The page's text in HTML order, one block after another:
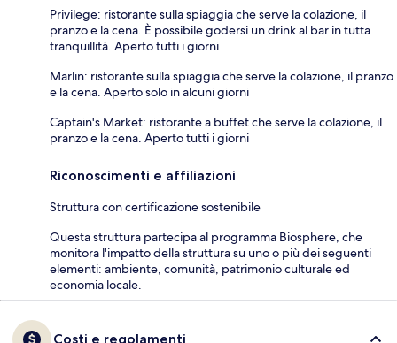
Privilege: ristorante sulla spiaggia che serve la colazione, il
pranzo e la cena. È possibile godersi un drink al bar in tutta
tranquillità. Aperto tutti i giorni
Marlin: ristorante sulla spiaggia che serve la colazione, il pranzo
e la cena. Aperto solo in alcuni giorni
Captain's Market: ristorante a buffet che serve la colazione, il
pranzo e la cena. Aperto tutti i giorni
Riconoscimenti e affiliazioni
Struttura con certificazione sostenibile
Questa struttura partecipa al programma Biosphere, che
monitora l'impatto della struttura su uno o più dei seguenti
elementi: ambiente, comunità, patrimonio culturale ed
economia locale.
Costi e regolamenti